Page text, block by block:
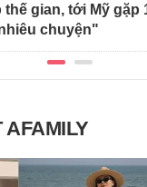
thế gian, tới Mỹ
chuyện"
AFAMILY